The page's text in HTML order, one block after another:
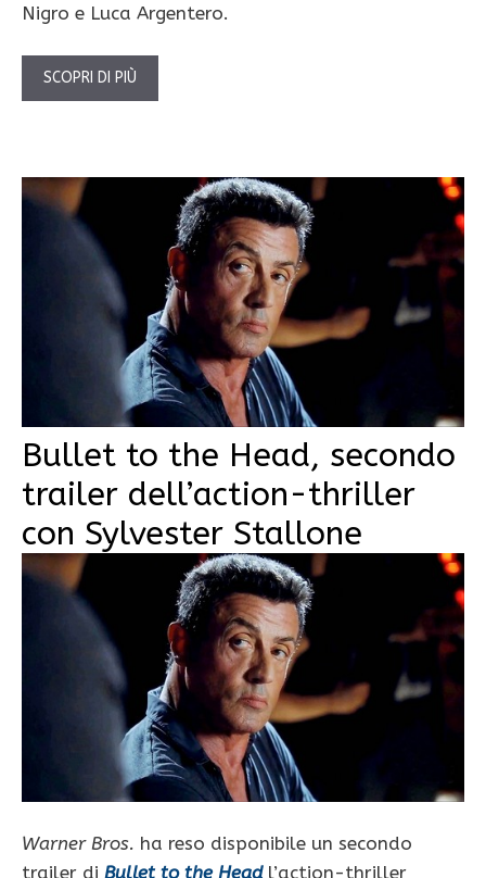
Nigro e Luca Argentero.
SCOPRI DI PIÙ
Bullet to the Head, secondo
trailer dell’action-thriller
con Sylvester Stallone
Warner Bros. ha reso disponibile un secondo
trailer di Bullet to the Head l’action-thriller